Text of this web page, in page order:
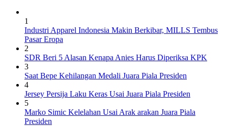
1
Industri Apparel Indonesia Makin Berkibar, MILLS Tembus
Pasar Eropa
2
SDR Beri 5 Alasan Kenapa Anies Harus Diperiksa KPK
3
Saat Bepe Kehilangan Medali Juara Piala Presiden
4
Jersey Persija Laku Keras Usai Juara Piala Presiden
5
Marko Simic Kelelahan Usai Arak arakan Juara Piala
Presiden